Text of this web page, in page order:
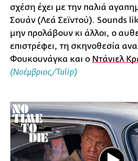
σχέση έχει με την παλιά
Σουάν (Λεά Σεϊντού). Sounds
μην προλάβουν κι άλλοι, ο
επιστρέφει, τη σκηνοθεσία
Φουκουνάγκα και ο Ντάνιελ
(Νοέμβριος/Tulip)